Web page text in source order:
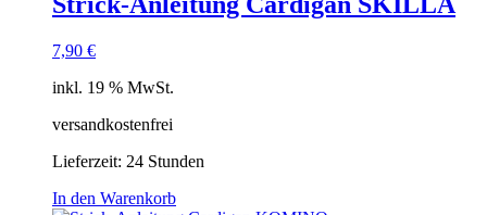
7,90 €
inkl. 19 % MwSt.
versandkostenfrei
Lieferzeit: 24 Stunden
In den Warenkorb